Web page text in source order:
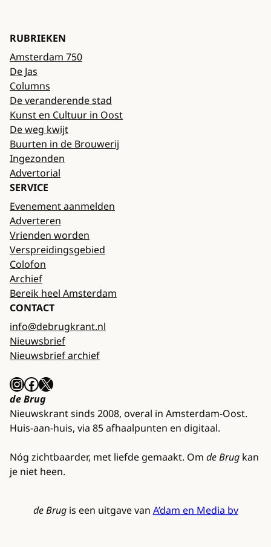
RUBRIEKEN
Amsterdam 750
De Jas
Columns
De veranderende stad
Kunst en Cultuur in Oost
De weg kwijt
Buurten in de Brouwerij
Ingezonden
Advertorial
SERVICE
Evenement aanmelden
Adverteren
Vrienden worden
Verspreidingsgebied
Colofon
Archief
Bereik heel Amsterdam
CONTACT
info@debrugkrant.nl
Nieuwsbrief
Nieuwsbrief archief
InstagramFacebook X
de Brug
Nieuwskrant sinds 2008, overal in Amsterdam-Oost.
Huis-aan-huis, via 85 afhaalpunten en digitaal.
Nóg zichtbaarder, met liefde gemaakt. Om de Brug kan
je niet heen.
de Brug is een uitgave van A’dam en Media bv